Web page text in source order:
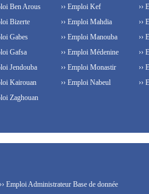
Ben Arous
Bizerte
Gabes
Gafsa
Jendouba
Kairouan
›› Emploi Kef
›› Emploi Mahdia
›› Emploi Manouba
›› Emploi Médenine
›› Emploi Monastir
›› Emploi Nabeul
››
››
››
››
››
››
Zaghouan
›› Emploi Administrateur Base de donnée